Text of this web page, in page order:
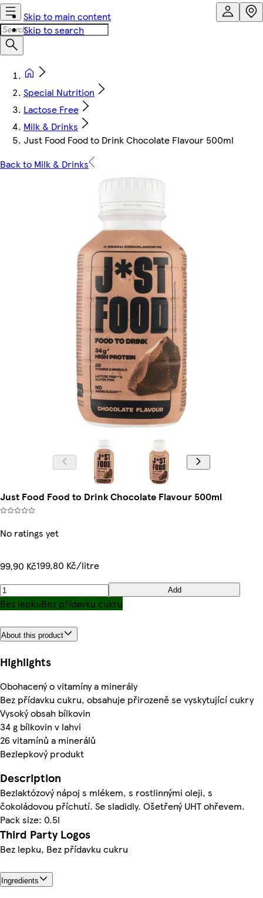
Skip to main content
Skip to search
Special Nutrition
Lactose Free
Milk & Drinks
Just Food Food to Drink Chocolate Flavour 500ml
Back to Milk & Drinks
Just Food Food to Drink Chocolate Flavour 500ml
No ratings yet
99,90 Kč199,80 Kč/litre
Add
Bez lepkuBez přídavku cukru
About this product
Highlights
Obohacený o vitamíny a minerály
Bez přídavku cukru, obsahuje přirozeně se vyskytující cukry
Vysoký obsah bílkovin
34 g bílkovin v lahvi
26 vitamínů a minerálů
Bezlepkový produkt
Description
Bezlaktózový nápoj s mlékem, s rostlinnými oleji, s
čokoládovou příchutí. Se sladidly. Ošetřený UHT ohřevem.
Pack size: 0.5l
Third Party Logos
Bez lepku, Bez přídavku cukru
Ingredients